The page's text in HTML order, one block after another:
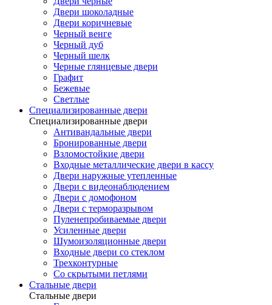
Двери шоколадные
Двери коричневые
Черный венге
Черный дуб
Черный шелк
Черные глянцевые двери
Графит
Бежевые
Светлые
Специализированные двери
Специализированные двери
Антивандальные двери
Бронированные двери
Взломостойкие двери
Входные металлические двери в кассу
Двери наружные утепленные
Двери с видеонаблюдением
Двери с домофоном
Двери с терморазрывом
Пуленепробиваемые двери
Усиленные двери
Шумоизоляционные двери
Входные двери со стеклом
Трехконтурные
Со скрытыми петлями
Стальные двери
Стальные двери